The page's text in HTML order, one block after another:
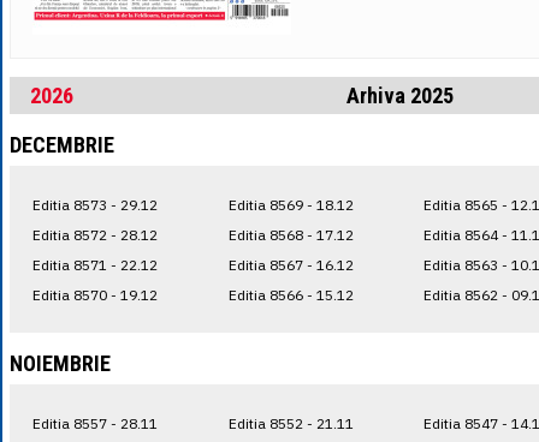
2026
Arhiva 2025
DECEMBRIE
Editia 8573 - 29.12
Editia 8572 - 28.12
Editia 8571 - 22.12
Editia 8570 - 19.12
Editia 8569 - 18.12
Editia 8568 - 17.12
Editia 8567 - 16.12
Editia 8566 - 15.12
Editia 8565 -
Editia 8564 -
Editia 8563 -
Editia 8562 -
NOIEMBRIE
Editia 8557 - 28.11
Editia 8552 - 21.11
Editia 8547 -